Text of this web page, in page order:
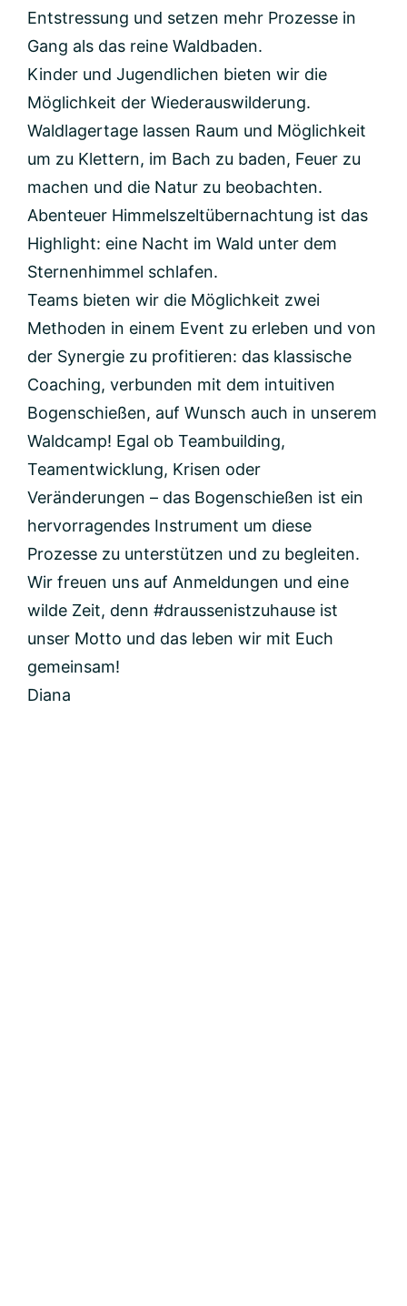
Entstressung und setzen mehr Prozesse in
Gang als das reine Waldbaden.
Kinder und Jugendlichen bieten wir die
Möglichkeit der Wiederauswilderung.
Waldlagertage lassen Raum und Möglichkeit
um zu Klettern, im Bach zu baden, Feuer zu
machen und die Natur zu beobachten.
Abenteuer Himmelszeltübernachtung ist das
Highlight: eine Nacht im Wald unter dem
Sternenhimmel schlafen.
Teams bieten wir die Möglichkeit zwei
Methoden in einem Event zu erleben und von
der Synergie zu profitieren: das klassische
Coaching, verbunden mit dem intuitiven
Bogenschießen, auf Wunsch auch in unserem
Waldcamp! Egal ob Teambuilding,
Teamentwicklung, Krisen oder
Veränderungen – das Bogenschießen ist ein
hervorragendes Instrument um diese
Prozesse zu unterstützen und zu begleiten.
Wir freuen uns auf Anmeldungen und eine
wilde Zeit, denn #draussenistzuhause ist
unser Motto und das leben wir mit Euch
gemeinsam!
Diana